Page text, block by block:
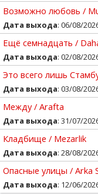
Возможно любовь /
Дата выхода: 06/08/
Ещё семнадцать /
Дата выхода: 02/08/
Это всего лишь
Дата выхода: 03/08/
Между / Arafta
Дата выхода: 31/07/
Кладбище / Mezarlik
Дата выхода: 28/08/
Опасные улицы / Arka
Дата выхода: 12/06/